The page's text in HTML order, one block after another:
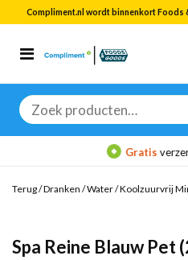
Compliment.nl wordt binnenkort Foods
Zoeken
naar:
Categorieën
Bekijk alle
Gratis
Terug/Dranken /Water/Koolzuurvrij
Spa Reine Blauw Pet